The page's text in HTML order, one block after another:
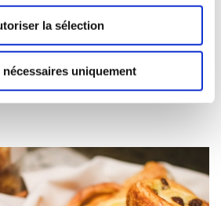
la sélection
uniquement
before a busy day